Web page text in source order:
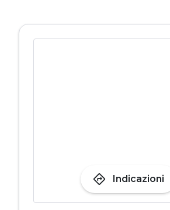
directions Indicazioni